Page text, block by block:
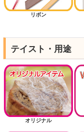
リボン
テイスト・用途
オリジナル